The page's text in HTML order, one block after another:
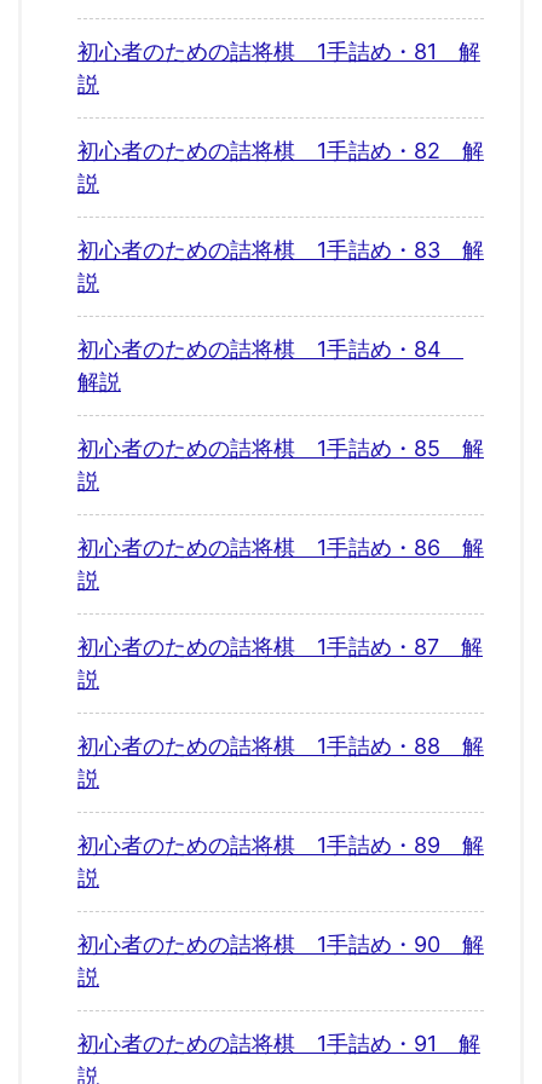
初心者のための詰将棋 1手詰め・81 解
説
初心者のための詰将棋 1手詰め・82 解
説
初心者のための詰将棋 1手詰め・83 解
説
初心者のための詰将棋 1手詰め・84
解説
初心者のための詰将棋 1手詰め・85 解
説
初心者のための詰将棋 1手詰め・86 解
説
初心者のための詰将棋 1手詰め・87 解
説
初心者のための詰将棋 1手詰め・88 解
説
初心者のための詰将棋 1手詰め・89 解
説
初心者のための詰将棋 1手詰め・90 解
説
初心者のための詰将棋 1手詰め・91 解
説